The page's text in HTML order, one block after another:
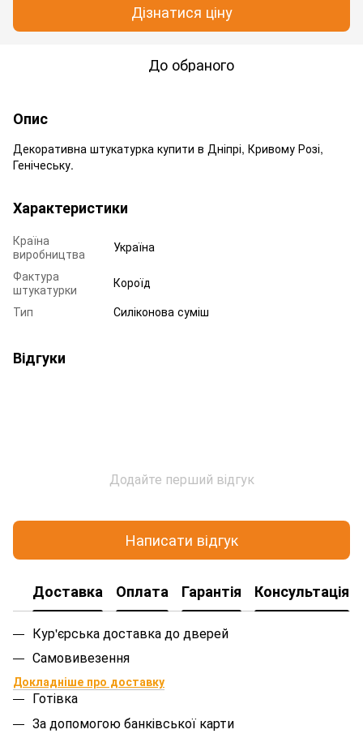
Дізнатися ціну
До обраного
Опис
Декоративна штукатурка купити в Дніпрі, Кривому Розі,
Генічеську.
Характеристики
Країна
виробництва
Україна
Фактура
штукатурки
Короїд
Тип
Силіконова суміш
Відгуки
Додайте перший відгук
Написати відгук
Доставка Оплата Гарантія Консультація
Кур'єрська доставка до дверей
Самовивезення
Докладніше про доставку
Готівка
За допомогою банківської карти